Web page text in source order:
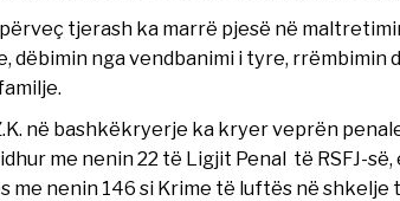
tjerash ka marrë pjesë në
nga vendbanimi i tyre, rrëmbimin
në bashkëkryerje ka kryer veprën
me nenin 22 të Ligjit Penal të RSFJ-
me nenin 146 si Krime të luftës në